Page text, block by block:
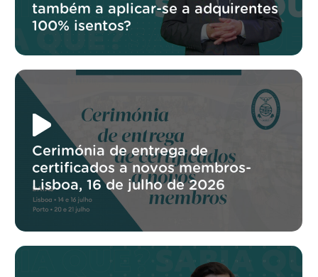
também a aplicar-se a adquirentes
100% isentos?
Cerimónia de entrega de
certificados a novos membros-
Lisboa, 16 de julho de 2026